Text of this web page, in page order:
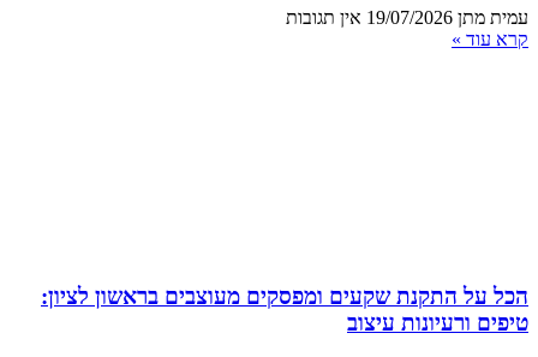
עמית מתן 19/07/2026 אין תגובות
קרא עוד »
הכל על התקנת שקעים ומפסקים מעוצבים בראשון לציון:
טיפים ורעיונות עיצוב